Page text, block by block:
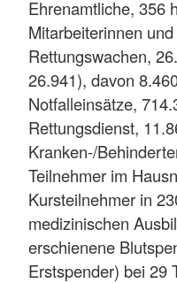
Ehrenamtliche, 356
Mitarbeiterinnen
Rettungswachen,
26.941), davon
Notfalleinsätze,
Rettungsdienst,
Kranken-/
Teilnehmer im
Kursteilnehmer in
medizinischen
erschienene
Erstspender) bei 29